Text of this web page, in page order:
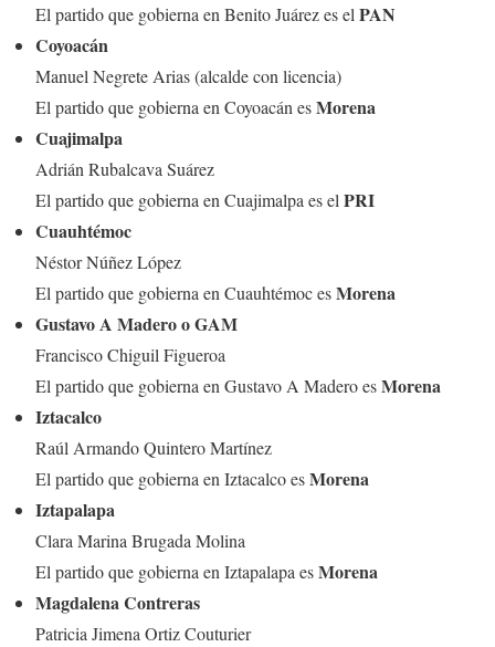
El partido que gobierna en Benito Juárez es elPAN
Coyoacán
Manuel Negrete Arias (alcalde con licencia)
El partido que gobierna en Coyoacán esMorena
Cuajimalpa
Adrián Rubalcava Suárez
El partido que gobierna en Cuajimalpa es elPRI
Cuauhtémoc
Néstor Núñez López
El partido que gobierna en Cuauhtémoc esMorena
Gustavo A Madero o GAM
Francisco Chiguil Figueroa
El partido que gobierna en Gustavo A Madero esMorena
Iztacalco
Raúl Armando Quintero Martínez
El partido que gobierna en Iztacalco esMorena
Iztapalapa
Clara Marina Brugada Molina
El partido que gobierna en Iztapalapa esMorena
Magdalena Contreras
Patricia Jimena Ortiz Couturier